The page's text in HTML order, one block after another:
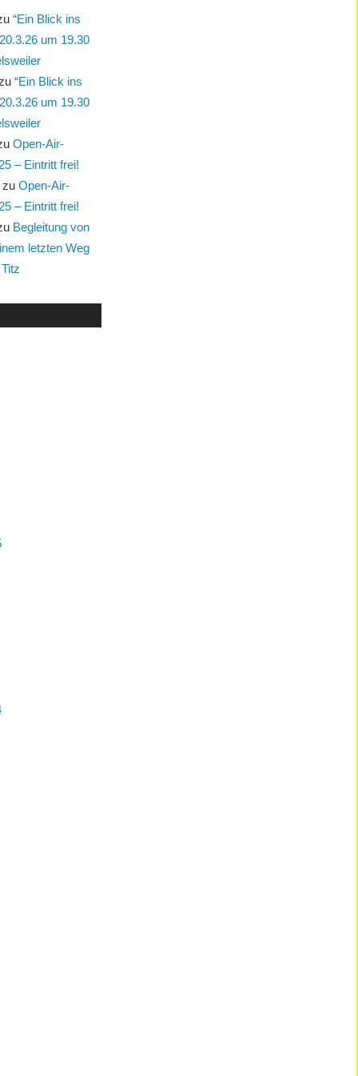
“Ein Blick ins
um 19.30
“Ein Blick ins
um 19.30
Open-Air-
– Eintritt frei!
zuOpen-Air-
– Eintritt frei!
Begleitung von
letzten Weg